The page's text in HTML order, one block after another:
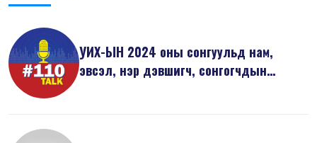
УИХ-ЫН 2024 оны сонгуульд нам,
эвсэл, нэр дэвшигч, сонгогчдын